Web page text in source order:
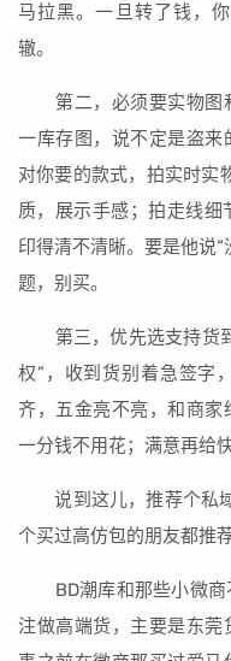
马拉黑。一旦转了钱，
辙。
第二，必须要实物图
一库存图，说不定是盗
对你要的款式，拍实时实
质，展示手感；拍走线
印得清不清晰。要是他说
题，别买。
第三，优先选支持货到
权”，收到货别着急签字
齐，五金亮不亮，和商家
一分钱不用花；满意再给
说到这儿，推荐个私域
个买过高仿包的朋友都推
BD潮库和那些小微商
注做高端货，主要是东莞